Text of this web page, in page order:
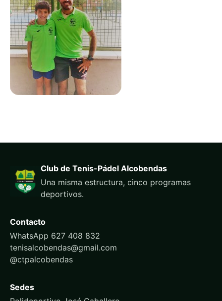
Club de Tenis-Pádel Alcobendas
Una misma estructura, cinco programas
deportivos.
Contacto
WhatsApp 627 408 832
tenisalcobendas@gmail.com
@ctpalcobendas
Sedes